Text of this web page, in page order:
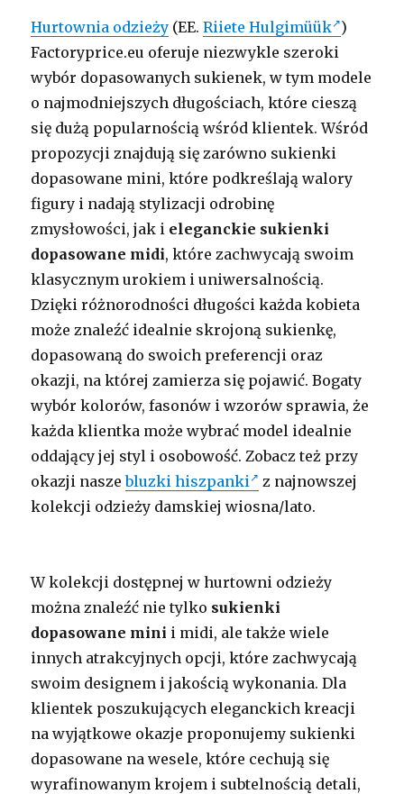
Hurtownia odzieży (EE.Riiete Hulgimüük )
Factoryprice.eu oferuje niezwykle szeroki
wybór dopasowanych sukienek, w tym modele
o najmodniejszych długościach, które cieszą
się dużą popularnością wśród klientek. Wśród
propozycji znajdują się zarówno sukienki
dopasowane mini, które podkreślają walory
figury i nadają stylizacji odrobinę
zmysłowości, jak i eleganckie sukienki
dopasowane midi, które zachwycają swoim
klasycznym urokiem i uniwersalnością.
Dzięki różnorodności długości każda kobieta
może znaleźć idealnie skrojoną sukienkę,
dopasowaną do swoich preferencji oraz
okazji, na której zamierza się pojawić. Bogaty
wybór kolorów, fasonów i wzorów sprawia, że
każda klientka może wybrać model idealnie
oddający jej styl i osobowość. Zobacz też przy
okazji naszebluzki hiszpanki
z najnowszej
kolekcji odzieży damskiej wiosna/lato.
W kolekcji dostępnej w hurtowni odzieży
można znaleźć nie tylko sukienki
dopasowane mini i midi, ale także wiele
innych atrakcyjnych opcji, które zachwycają
swoim designem i jakością wykonania. Dla
klientek poszukujących eleganckich kreacji
na wyjątkowe okazje proponujemy sukienki
dopasowane na wesele, które cechują się
wyrafinowanym krojem i subtelnością detali,